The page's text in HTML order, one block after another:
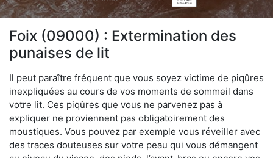
Foix (09000) : Extermination des
punaises de lit
Il peut paraître fréquent que vous soyez victime de piqûres
inexpliquées au cours de vos moments de sommeil dans
votre lit. Ces piqûres que vous ne parvenez pas à
expliquer ne proviennent pas obligatoirement des
moustiques. Vous pouvez par exemple vous réveiller avec
des traces douteuses sur votre peau qui vous démangent